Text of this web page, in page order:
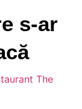
s-ar